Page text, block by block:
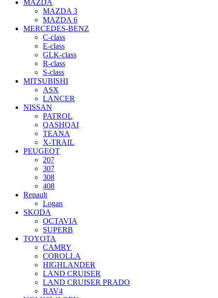
MAZDA
MAZDA 3
MAZDA 6
MERCEDES-BENZ
C-class
E-class
GLK-class
R-class
S-class
MITSUBISHI
ASX
LANCER
NISSAN
PATROL
QASHQAI
TEANA
X-TRAIL
PEUGEOT
207
307
308
408
Renault
Logan
SKODA
OCTAVIA
SUPERB
TOYOTA
CAMRY
COROLLA
HIGHLANDER
LAND CRUISER
LAND CRUISER PRADO
RAV4